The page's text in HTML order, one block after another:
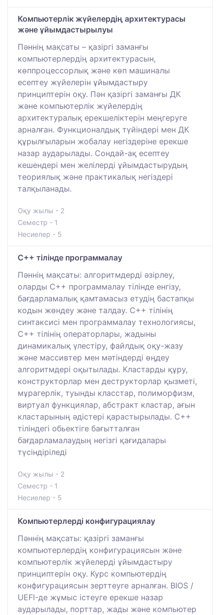
Компьютерлік жүйелердің архитектурасы
және ұйымдастырылуы
Пәннің мақсаты – қазіргі заманғы
компьютерлердің архитектурасын,
көппроцессорлық және көп машиналы
есептеу жүйелерін ұйымдастыру
принциптерін оқу. Пән қазіргі заманғы ДК
және компьютерлік жүйелердің
архитектуралық ерекшеліктерін меңгеруге
арналған. Функционалдық түйіндері мен ДК
құрылғыларын жобалау негіздеріне ерекше
назар аударылады. Сондай-ақ есептеу
кешендері мен желілерді ұйымдастырудың
теориялық және практикалық негіздері
талқыланады.
Оқу жылы - 2
Семестр - 1
Несиелер - 5
C++ тілінде программалау
Пәннің мақсаты: алгоритмдерді әзірлеу,
оларды C++ программалау тілінде енгізу,
бағдарламалық қамтамасыз етудің бастапқы
кодын жөндеу және талдау. С++ тілінің
синтаксисі мен программалау технологиясы,
С++ тілінің операторлары, жадыны
динамикалық үлестіру, файлдық оқу-жазу
және массивтер мен мәтіндерді өңдеу
алгоритмдері оқытылады. Кластарды құру,
конструкторлар мен деструкторлар қызметі,
мұрагерлік, туынды класстар, полиморфизм,
виртуал функциялар, абстракт кластар, ағын
кластарының әдістері қарастырылады. С++
тіліндегі обьектіге бағытталған
бағдарламалаудың негізгі қағидалары
түсіндіріледі
Оқу жылы - 2
Семестр - 1
Несиелер - 5
Компьютерлерді конфигурациялау
Пәннің мақсаты: қазіргі заманғы
компьютерлердің конфигурациясын және
компьютерлік жүйелерді ұйымдастыру
принциптерін оқу. Курс компьютердің
конфигурациясын зерттеуге арналған. BIOS /
UEFI-де жұмыс істеуге ерекше назар
аударылады, порттар, жады және компьютер